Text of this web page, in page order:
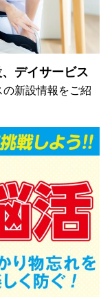
デイサービス
新設情報をご紹